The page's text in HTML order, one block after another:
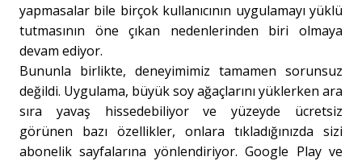
yapmasalar bile birçok kullanıcının uygulamayı yüklü
tutmasının öne çıkan nedenlerinden biri olmaya
devam ediyor.
Bununla birlikte, deneyimimiz tamamen sorunsuz
değildi. Uygulama, büyük soy ağaçlarını yüklerken ara
sıra yavaş hissedebiliyor ve yüzeyde ücretsiz
görünen bazı özellikler, onlara tıkladığınızda sizi
abonelik sayfalarına yönlendiriyor. Google Play ve